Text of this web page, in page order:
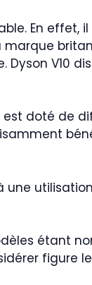
En effet, il
V10
est doté de
une
étant
figure